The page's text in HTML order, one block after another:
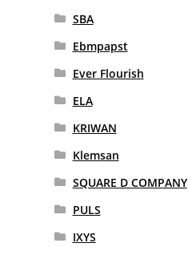
SBA
Ebmpapst
Ever Flourish
ELA
KRIWAN
Klemsan
SQUARE D COMPANY
PULS
IXYS